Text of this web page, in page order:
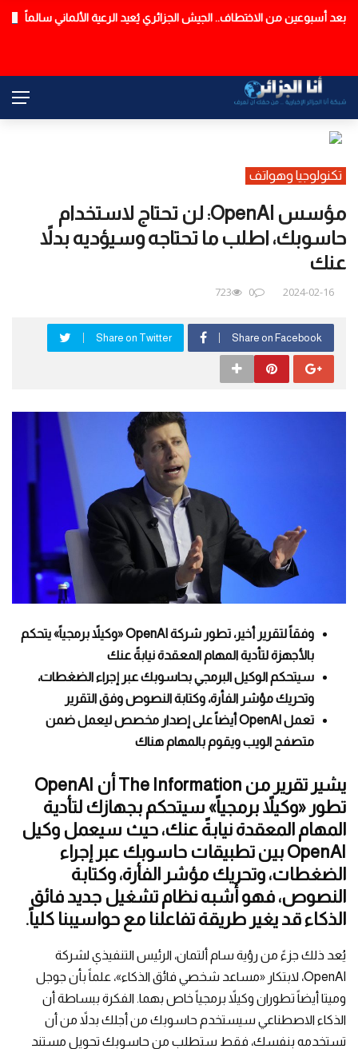
عاجل
لن يكون يوم 6 سبتمبر… تعديل رزنامة الدخول المدرسي
تكنولوجيا وهواتف
مؤسس OpenAI: لن تحتاج لاستخدام
حاسوبك، اطلب ما تحتاجه وسيؤديه بدلاً
عنك
2024-02-16
0
723
Share on Facebook
Share on Twitter
وفقاً لتقرير أخير، تطور شركة OpenAI «وكيلاً برمجياً» يتحكم
بالأجهزة لتأدية المهام المعقدة نيابةً عنك
سيتحكم الوكيل البرمجي بحاسوبك عبر إجراء الضغطات،
وتحريك مؤشر الفأرة، وكتابة النصوص وفق التقرير
تعمل OpenAI أيضاً على إصدار مخصص ليعمل ضمن
متصفح الويب ويقوم بالمهام هناك
يشير تقرير من The Information أن OpenAI
تطور «وكيلاً برمجياً» سيتحكم بجهازك لتأدية
المهام المعقدة نيابةً عنك، حيث سيعمل وكيل
OpenAI بين تطبيقات حاسوبك عبر إجراء
الضغطات، وتحريك مؤشر الفأرة، وكتابة
النصوص، فهو أشبه نظام تشغيل جديد فائق
الذكاء قد يغير طريقة تفاعلنا مع حواسيبنا كلياً.
يُعد ذلك جزءً من رؤية سام ألتمان، الرئيس التنفيذي لشركة
OpenAI، لابتكار «مساعد شخصي فائق الذكاء»، علماً بأن جوجل
وميتا أيضاً تطوران وكيلاً برمجياً خاص بهما. الفكرة ببساطة أن
الذكاء الاصطناعي سيستخدم حاسوبك من أجلك بدلاً من أن
تستخدمه بنفسك، فقط ستطلب من حاسوبك تحويل مستند